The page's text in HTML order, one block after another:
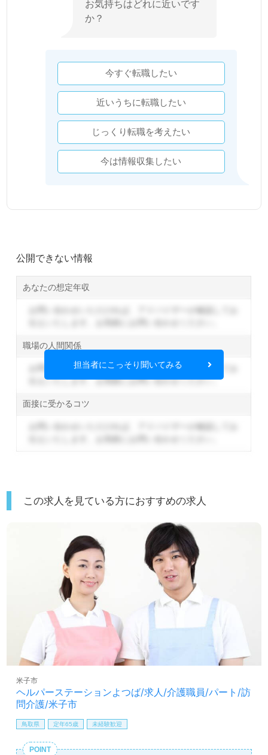
お気持ちはどれに近いです
か？
今すぐ転職したい
近いうちに転職したい
じっくり転職を考えたい
今は情報収集したい
公開できない情報
あなたの想定年収
職場の人間関係
お問い合わせいただければ、アドバイザーが確認してお
伝えいたします。お気軽にお問い合わせください。
面接に受かるコツ
担当者にこっそり聞いてみる
この求人を見ている方におすすめの求人
ヘルパーステーションよつば/求人/介護職員/パート/訪
問介護/米子市
米子市
鳥取県 定年65歳 未経験歓迎
POINT